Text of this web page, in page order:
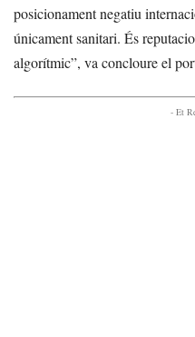
posicionament negatiu
únicament sanitari. És
algorítmic”, va concloure el
- Et